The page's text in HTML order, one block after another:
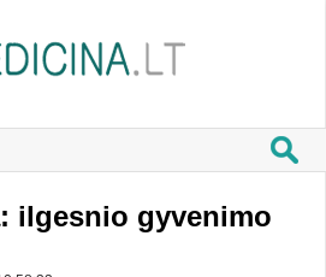
ilgesnio gyvenimo